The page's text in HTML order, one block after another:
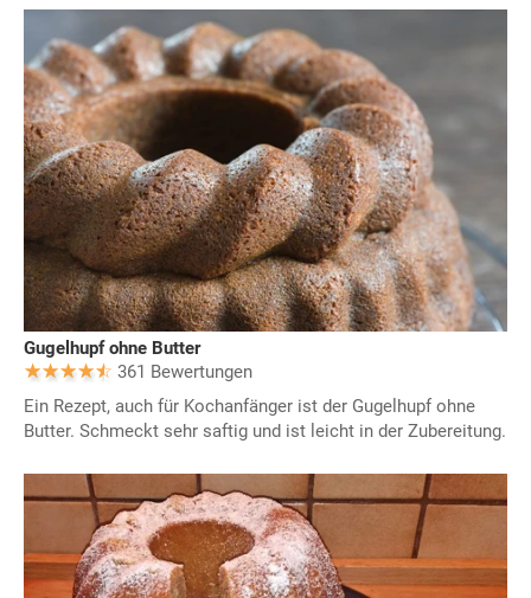
Gugelhupf ohne Butter
361 Bewertungen
Ein Rezept, auch für Kochanfänger ist der Gugelhupf ohne
Butter. Schmeckt sehr saftig und ist leicht in der Zubereitung.